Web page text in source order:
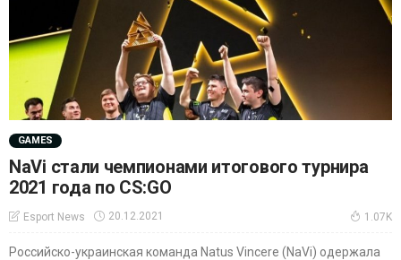
GAMES
NaVi стали чемпионами итогового турнира
2021 года по CS:GO
Esport News 20.12.2021 1.07K
Российско-украинская команда Natus Vincere (NaVi) одержала